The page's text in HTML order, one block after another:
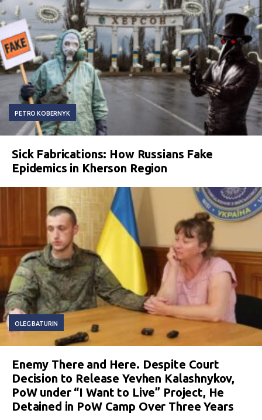
PETRO KOBERNYK
Sick Fabrications: How Russians Fake
Epidemics in Kherson Region
OLEG BATURIN
Enemy There and Here. Despite Court
Decision to Release Yevhen Kalashnykov,
PoW under “I Want to Live” Project, He
Detained in PoW Camp Over Three Years